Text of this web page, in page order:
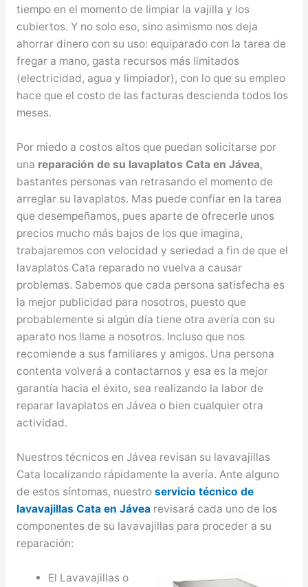
tiempo en el momento de limpiar la vajilla y los
cubiertos. Y no solo eso, sino asimismo nos deja
ahorrar dinero con su uso: equiparado con la tarea de
fregar a mano, gasta recursos más limitados
(electricidad, agua y limpiador), con lo que su empleo
hace que el costo de las facturas descienda todos los
meses.
Por miedo a costos altos que puedan solicitarse por
una reparación de su lavaplatos Cata en Jávea,
bastantes personas van retrasando el momento de
arreglar su lavaplatos. Mas puede confiar en la tarea
que desempeñamos, pues aparte de ofrecerle unos
precios mucho más bajos de los que imagina,
trabajaremos con velocidad y seriedad a fin de que el
lavaplatos Cata reparado no vuelva a causar
problemas. Sabemos que cada persona satisfecha es
la mejor publicidad para nosotros, puesto que
probablemente si algún día tiene otra avería con su
aparato nos llame a nosotros. Incluso que nos
recomiende a sus familiares y amigos. Una persona
contenta volverá a contactarnos y esa es la mejor
garantía hacia el éxito, sea realizando la labor de
reparar lavaplatos en Jávea o bien cualquier otra
actividad.
Nuestros técnicos en Jávea revisan su lavavajillas
Cata localizando rápidamente la avería. Ante alguno
de estos síntomas, nuestro servicio técnico de
lavavajillas Cata en Jávea revisará cada uno de los
componentes de su lavavajillas para proceder a su
reparación:
El Lavavajillas o